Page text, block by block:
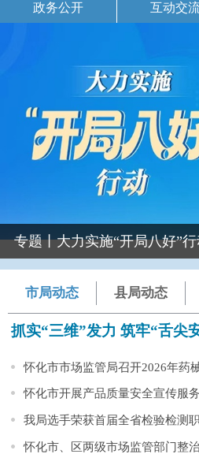
政务公开 互动交
专题丨大力实施“开局八好”
市局动态 县局动态
抓实“三维”发力 筑牢“舌尖
怀化市开展产品质量安全宣传服
我局选手荣获首届全省检验检测